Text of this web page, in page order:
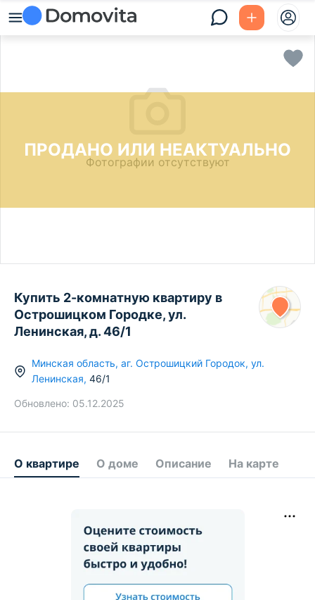
ПРОДАНО ИЛИ НЕАКТУАЛЬНО
Фотографии отсутствуют
Купить 2-комнатную квартиру в
Острошицком Городке, ул.
Ленинская, д. 46/1
Минская область, аг. Острошицкий Городок, ул.
Ленинская, 46/1
Обновлено: 05.12.2025
О квартире О доме Описание На карте